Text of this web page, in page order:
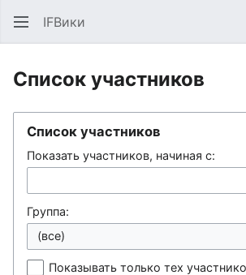
IFВики
Список участников
Список участников
Показать участников, начиная с:
Группа:
Показывать только тех